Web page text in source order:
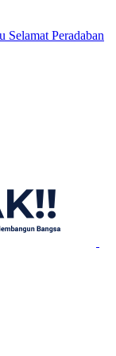
Selamat Peradaban